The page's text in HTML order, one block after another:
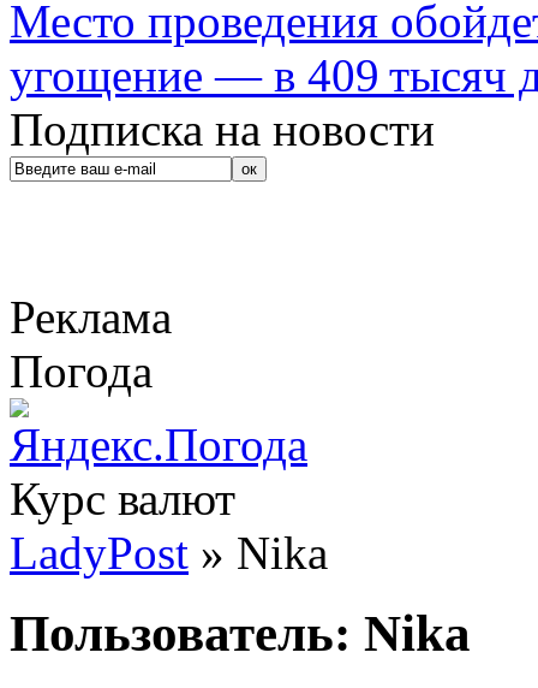
Место проведения
угощение — в 409 тысяч
Подписка на новости
Реклама
Погода
Курс валют
LadyPost » Nika
Пользователь: Nika